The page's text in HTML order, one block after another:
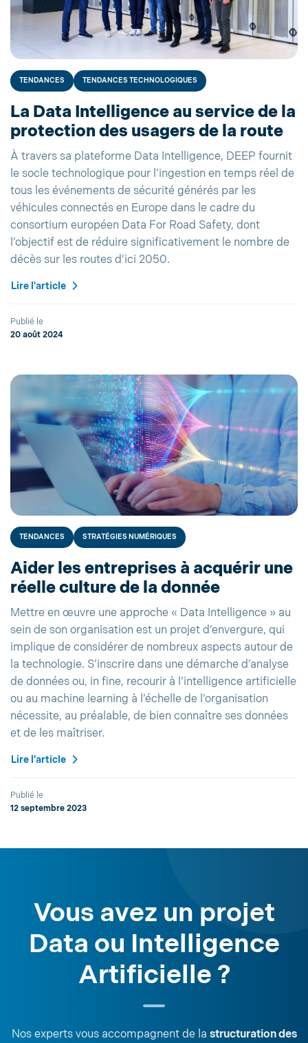
TENDANCES TENDANCES TECHNOLOGIQUES
La Data Intelligence au service de la
protection des usagers de la route
À travers sa plateforme Data Intelligence, DEEP fournit
le socle technologique pour l’ingestion en temps réel de
tous les événements de sécurité générés par les
véhicules connectés en Europe dans le cadre du
consortium européen Data For Road Safety, dont
l’objectif est de réduire significativement le nombre de
décès sur les routes d’ici 2050.
Lire l'article
Publié le
20 août 2024
TENDANCES STRATÉGIES NUMÉRIQUES
Aider les entreprises à acquérir une
réelle culture de la donnée
Mettre en œuvre une approche « Data Intelligence » au
sein de son organisation est un projet d’envergure, qui
implique de considérer de nombreux aspects autour de
la technologie. S’inscrire dans une démarche d’analyse
de données ou, in fine, recourir à l’intelligence artificielle
ou au machine learning à l’échelle de l’organisation
nécessite, au préalable, de bien connaître ses données
et de les maîtriser.
Lire l'article
Publié le
12 septembre 2023
Vous avez un projet
Data ou Intelligence
Artificielle ?
Nos experts vous accompagnent de la structuration des